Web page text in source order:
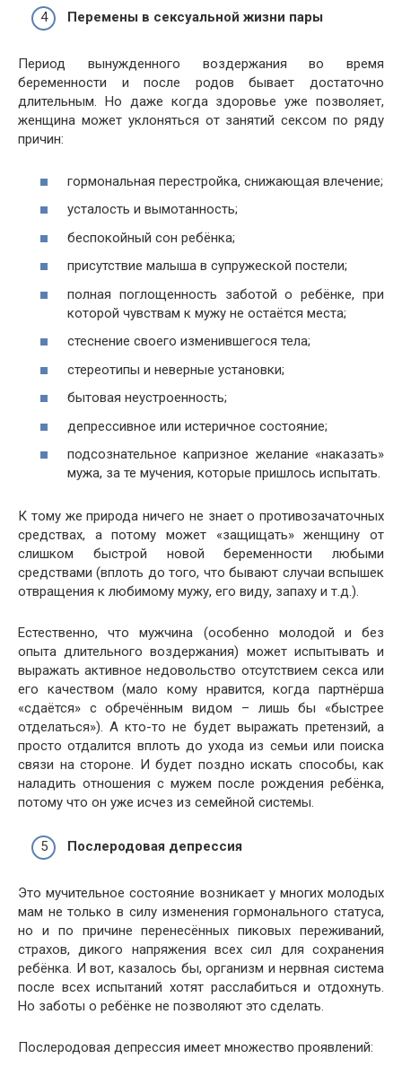
Перемены в сексуальной жизни пары
Период вынужденного воздержания во время
беременности и после родов бывает достаточно
длительным. Но даже когда здоровье уже позволяет,
женщина может уклоняться от занятий сексом по ряду
причин:
гормональная перестройка, снижающая влечение;
усталость и вымотанность;
беспокойный сон ребёнка;
присутствие малыша в супружеской постели;
полная поглощенность заботой о ребёнке, при
которой чувствам к мужу не остаётся места;
стеснение своего изменившегося тела;
стереотипы и неверные установки;
бытовая неустроенность;
депрессивное или истеричное состояние;
подсознательное капризное желание «наказать»
мужа, за те мучения, которые пришлось испытать.
К тому же природа ничего не знает о противозачаточных
средствах, а потому может «защищать» женщину от
слишком быстрой новой беременности любыми
средствами (вплоть до того, что бывают случаи вспышек
отвращения к любимому мужу, его виду, запаху и т.д.).
Естественно, что мужчина (особенно молодой и без
опыта длительного воздержания) может испытывать и
выражать активное недовольство отсутствием секса или
его качеством (мало кому нравится, когда партнёрша
«сдаётся» с обречённым видом – лишь бы «быстрее
отделаться»). А кто-то не будет выражать претензий, а
просто отдалится вплоть до ухода из семьи или поиска
связи на стороне. И будет поздно искать способы, как
наладить отношения с мужем после рождения ребёнка,
потому что он уже исчез из семейной системы.
Послеродовая депрессия
Это мучительное состояние возникает у многих молодых
мам не только в силу изменения гормонального статуса,
но и по причине перенесённых пиковых переживаний,
страхов, дикого напряжения всех сил для сохранения
ребёнка. И вот, казалось бы, организм и нервная система
после всех испытаний хотят расслабиться и отдохнуть.
Но заботы о ребёнке не позволяют это сделать.
Послеродовая депрессия имеет множество проявлений: